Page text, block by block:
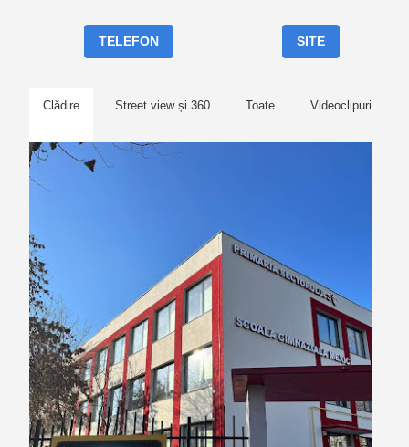
TELEFON SITE
Clădire Street view și 360 Toate Videoclipuri